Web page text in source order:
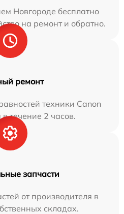
Новгороде бесплатно
на ремонт и обратно.
ремонт
техники Canon
течение 2 часов.
запчасти
от производителя в
складах.